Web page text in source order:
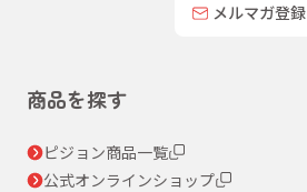
メルマガ登録
商品を探す
ピジョン商品一覧
公式オンラインショップ